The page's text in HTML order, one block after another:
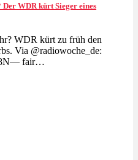
Der WDR kürt Sieger eines
WDR kürt zu früh den
Via @radiowoche_de:
fair…